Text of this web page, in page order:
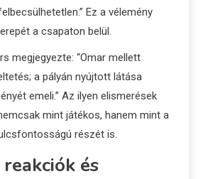
Ez a vélemény
a csapaton belül.
megjegyezte: “Omar mellett
a pályán nyújtott látása
emeli.” Az ilyen elismerések
mint játékos, hanem mint a
részét is.
és